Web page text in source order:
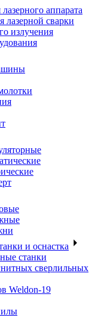
аппарата
лазерной сварки
излучения
и оснастка
станки
сверлильных
Weldon-19